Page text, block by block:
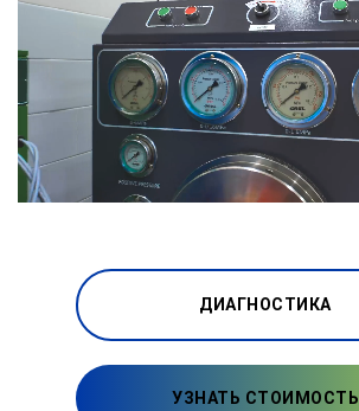
ДИАГНОСТИКА
УЗНАТЬ СТОИМОСТЬ